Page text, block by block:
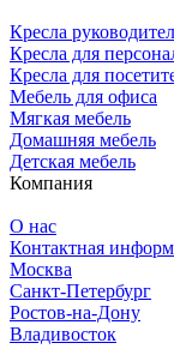
Кресла
Кресла для
Кресла для
Мебель для офиса
Мягкая мебель
Домашняя мебель
Детская мебель
Компания
О нас
Контактная
Москва
Санкт-Петербург
Ростов-на-Дону
Владивосток